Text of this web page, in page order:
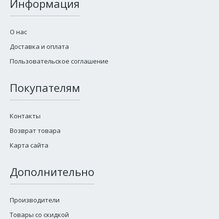
Информация
О нас
Доставка и оплата
Пользовательское соглашение
Покупателям
Контакты
Возврат товара
Карта сайта
Дополнительно
Производители
Товары со скидкой